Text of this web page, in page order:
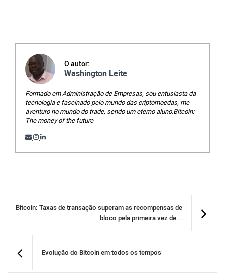
O autor:
Washington Leite
Formado em Administração de Empresas, sou entusiasta da
tecnologia e fascinado pelo mundo das criptomoedas, me
aventuro no mundo do trade, sendo um eterno aluno.Bitcoin:
The money of the future
Bitcoin: Taxas de transação superam as recompensas de
bloco pela primeira vez de...
Evolução do Bitcoin em todos os tempos